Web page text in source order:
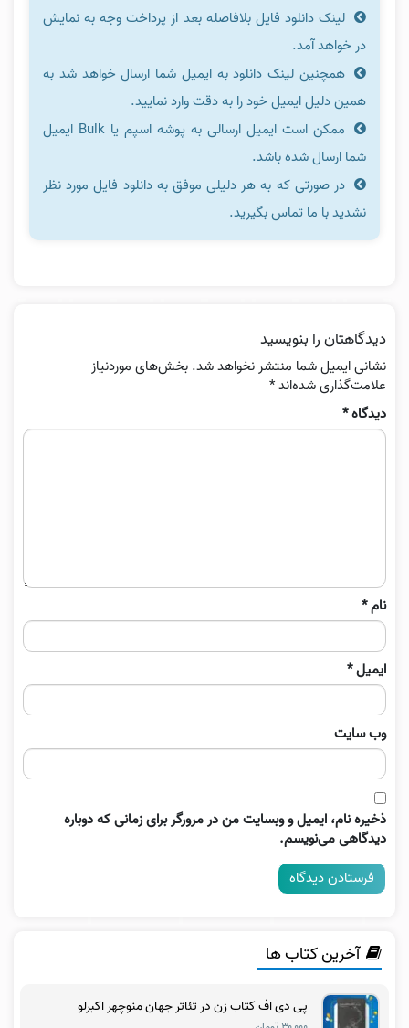
لینک دانلود فایل بلافاصله بعد از پرداخت وجه به نمایش
در خواهد آمد.
همچنین لینک دانلود به ایمیل شما ارسال خواهد شد به
همین دلیل ایمیل خود را به دقت وارد نمایید.
ممکن است ایمیل ارسالی به پوشه اسپم یا Bulk ایمیل
شما ارسال شده باشد.
در صورتی که به هر دلیلی موفق به دانلود فایل مورد نظر
نشدید با ما تماس بگیرید.
دیدگاهتان را بنویسید
نشانی ایمیل شما منتشر نخواهد شد. بخش‌های موردنیاز
علامت‌گذاری شده‌اند*
دیدگاه*
نام*
ایمیل*
وب‌ سایت
ذخیره نام، ایمیل و وبسایت من در مرورگر برای زمانی که دوباره
دیدگاهی می‌نویسم.
آخرین کتاب ها
پی دی اف کتاب زن در تئاتر جهان منوچهر اکبرلو